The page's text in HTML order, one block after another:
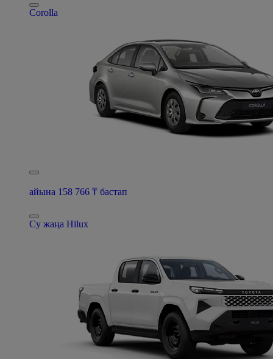
Corolla
айына 158 766 ₸ бастап
Су жаңа Hilux